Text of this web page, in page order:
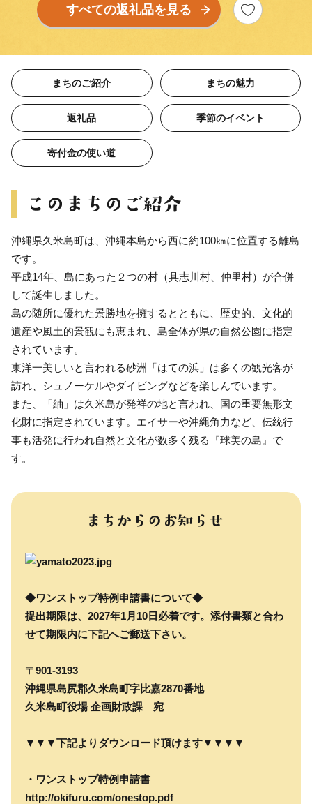
すべての返礼品を見る
まちのご紹介 まちの魅力
返礼品 季節のイベント
寄付金の使い道
沖縄県久米島町は、沖縄本島から西に約100㎞に位置する離島
です。
平成14年、島にあった２つの村（具志川村、仲里村）が合併
して誕生しました。
島の随所に優れた景勝地を擁するとともに、歴史的、文化的
遺産や風土的景観にも恵まれ、島全体が県の自然公園に指定
されています。
東洋一美しいと言われる砂洲「はての浜」は多くの観光客が
訪れ、シュノーケルやダイビングなどを楽しんでいます。
また、「紬」は久米島が発祥の地と言われ、国の重要無形文
化財に指定されています。エイサーや沖縄角力など、伝統行
事も活発に行われ自然と文化が数多く残る『球美の島』で
す。
◆ワンストップ特例申請書について◆
提出期限は、2027年1月10日必着です。添付書類と合わ
せて期限内に下記へご郵送下さい。
〒901-3193
沖縄県島尻郡久米島町字比嘉2870番地
久米島町役場 企画財政課 宛
▼▼▼下記よりダウンロード頂けます▼▼▼▼
・ワンストップ特例申請書
http://okifuru.com/onestop.pdf